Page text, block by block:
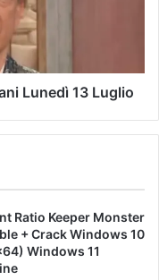
Lunedì 13 Luglio
Ratio Keeper Monster
+ Crack Windows 10
Windows 11